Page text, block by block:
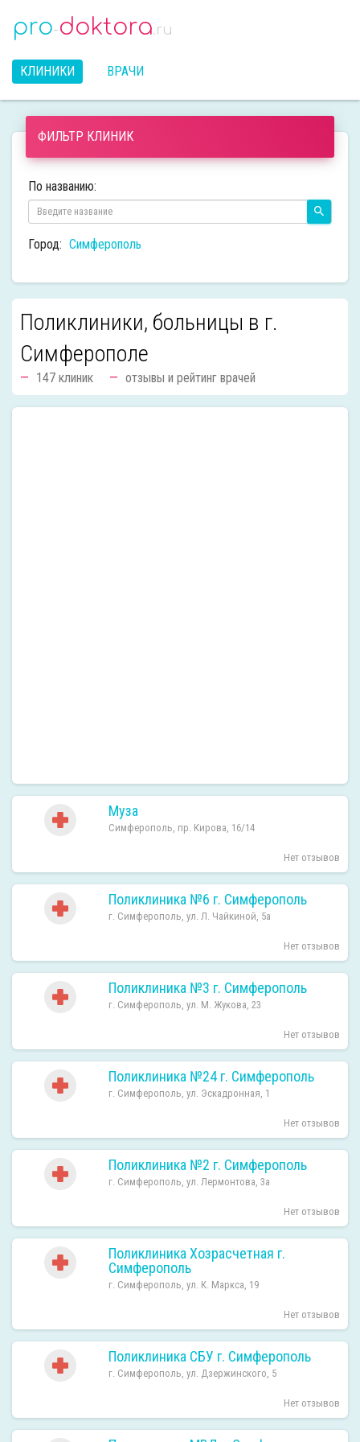
pro-doktora.ru
КЛИНИКИ ВРАЧИ
ФИЛЬТР КЛИНИК
По названию:
Город: Симферополь
Поликлиники, больницы в г.
Симферополе
147 клиник отзывы и рейтинг врачей
Муза
Симферополь, пр. Кирова, 16/14
Нет отзывов
Поликлиника №6 г. Симферополь
г. Симферополь, ул. Л. Чайкиной, 5а
Нет отзывов
Поликлиника №3 г. Симферополь
г. Симферополь, ул. М. Жукова, 23
Нет отзывов
Поликлиника №24 г. Симферополь
г. Симферополь, ул. Эскадронная, 1
Нет отзывов
Поликлиника №2 г. Симферополь
г. Симферополь, ул. Лермонтова, 3а
Нет отзывов
Поликлиника Хозрасчетная г.
Симферополь
г. Симферополь, ул. К. Маркса, 19
Нет отзывов
Поликлиника СБУ г. Симферополь
г. Симферополь, ул. Дзержинского, 5
Нет отзывов